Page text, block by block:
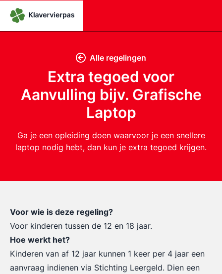
Alle regelingen
Extra tegoed voor
Aanvulling bijv. Grafische
Laptop
Ga je een opleiding doen waarvoor je een snellere
laptop nodig hebt, dan kun je extra tegoed krijgen.
Voor wie is deze regeling?
Voor kinderen tussen de 12 en 18 jaar.
Hoe werkt het?
Kinderen van af 12 jaar kunnen 1 keer per 4 jaar een
aanvraag indienen via Stichting Leergeld. Dien een